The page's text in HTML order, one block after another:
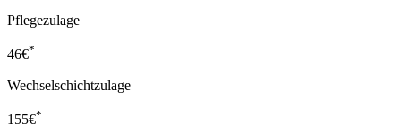
Pflegezulage
46€*
Wechselschichtzulage
155€*